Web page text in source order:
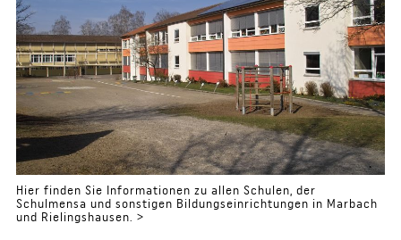
Hier finden Sie Informationen zu allen Schulen, der
Schulmensa und sonstigen Bildungseinrichtungen in Marbach
und Rielingshausen. >